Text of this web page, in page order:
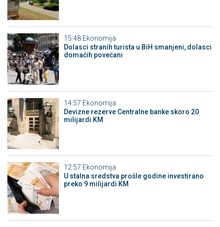
15:48 Ekonomija
Dolasci stranih turista u BiH smanjeni, dolasci
domaćih povećani
14:57 Ekonomija
Devizne rezerve Centralne banke skoro 20
milijardi KM
12:57 Ekonomija
U stalna sredstva prošle godine investirano
preko 9 milijardi KM